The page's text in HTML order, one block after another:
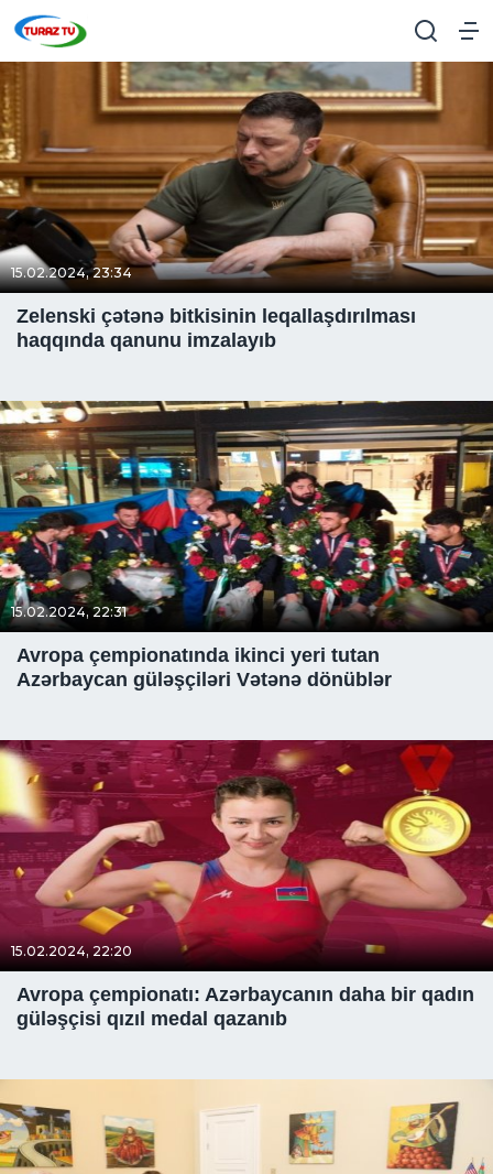
15.02.2024, 23:34
Zelenski çətənə bitkisinin leqallaşdırılması
haqqında qanunu imzalayıb
15.02.2024, 22:31
Avropa çempionatında ikinci yeri tutan
Azərbaycan güləşçiləri Vətənə dönüblər
15.02.2024, 22:20
Avropa çempionatı: Azərbaycanın daha bir qadın
güləşçisi qızıl medal qazanıb